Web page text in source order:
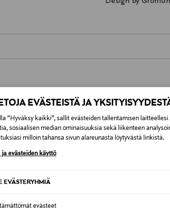
EVÄSTEISTÄ JA
“Hyväksy kaikki”, sallit evästeiden tallentamisen
sosiaalisen median ominaisuuksia sekä liikenteen
milloin tahansa sivun alareunasta löytyvästä linkistä.
ja evästeiden käyttö
EVÄSTERYHMIÄ
evästeet
7,90 €–50,00 €
tilaukseesi. Voit palauttaa tilaamasi tuotteen 30
ilmoittaa palautuksesta etukäteen.
NÄISTÄ